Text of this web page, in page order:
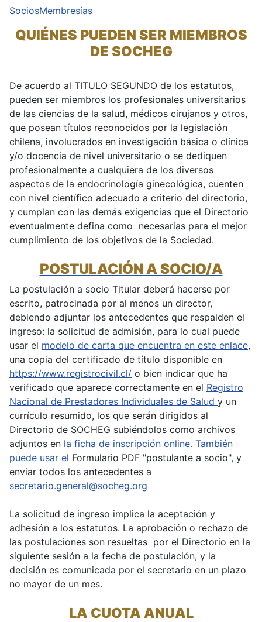
SociosMembresías
QUIÉNES PUEDEN SER MIEMBROS
DE SOCHEG
De acuerdo al TITULO SEGUNDO de los estatutos,
pueden ser miembros los profesionales universitarios
de las ciencias de la salud, médicos cirujanos y otros,
que posean títulos reconocidos por la legislación
chilena, involucrados en investigación básica o clínica
y/o docencia de nivel universitario o se dediquen
profesionalmente a cualquiera de los diversos
aspectos de la endocrinología ginecológica, cuenten
con nivel científico adecuado a criterio del directorio,
y cumplan con las demás exigencias que el Directorio
eventualmente defina como necesarias para el mejor
cumplimiento de los objetivos de la Sociedad.
POSTULACIÓN A SOCIO/A
La postulación a socio Titular deberá hacerse por
escrito, patrocinada por al menos un director,
debiendo adjuntar los antecedentes que respalden el
ingreso: la solicitud de admisión, para lo cual puede
usar el modelo de carta que encuentra en este enlace,
una copia del certificado de título disponible en
https://www.registrocivil.cl/ o bien indicar que ha
verificado que aparece correctamente en el Registro
Nacional de Prestadores Individuales de Salud y un
currículo resumido, los que serán dirigidos al
Directorio de SOCHEG subiéndolos como archivos
adjuntos en la ficha de inscripción online. También
puede usar el Formulario PDF "postulante a socio", y
enviar todos los antecedentes a
secretario.general@socheg.org
La solicitud de ingreso implica la aceptación y
adhesión a los estatutos. La aprobación o rechazo de
las postulaciones son resueltas por el Directorio en la
siguiente sesión a la fecha de postulación, y la
decisión es comunicada por el secretario en un plazo
no mayor de un mes.
LA CUOTA ANUAL